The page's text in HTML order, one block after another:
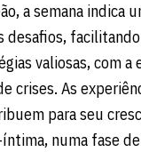
a semana indica
desafios,
valiosas, com a
crises. As
para seu
íntima, numa fase